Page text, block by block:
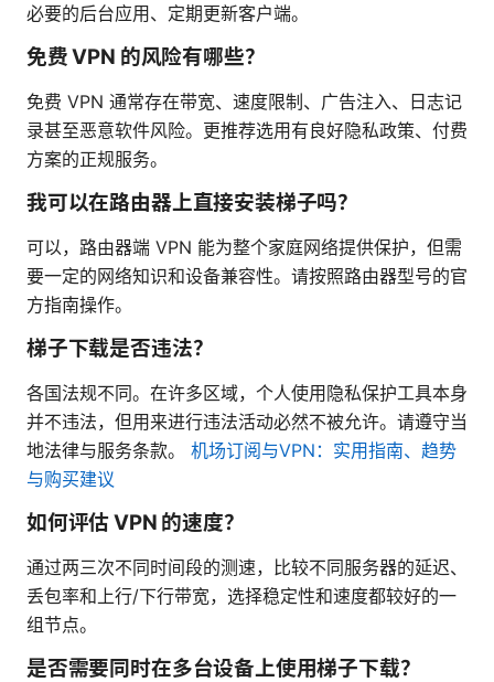
必要的后台应用、定期更新客户端。
免费 VPN 的风险有哪些？
免费 VPN 通常存在带宽、速度限制、广告注入、日志记
录甚至恶意软件风险。更推荐选用有良好隐私政策、付费
方案的正规服务。
我可以在路由器上直接安装梯子吗？
可以，路由器端 VPN 能为整个家庭网络提供保护，但需
要一定的网络知识和设备兼容性。请按照路由器型号的官
方指南操作。
梯子下载是否违法？
各国法规不同。在许多区域，个人使用隐私保护工具本身
并不违法，但用来进行违法活动必然不被允许。请遵守当
地法律与服务条款。 机场订阅与VPN：实用指南、趋势
与购买建议
如何评估 VPN 的速度？
通过两三次不同时间段的测速，比较不同服务器的延迟、
丢包率和上行/下行带宽，选择稳定性和速度都较好的一
组节点。
是否需要同时在多台设备上使用梯子下载？